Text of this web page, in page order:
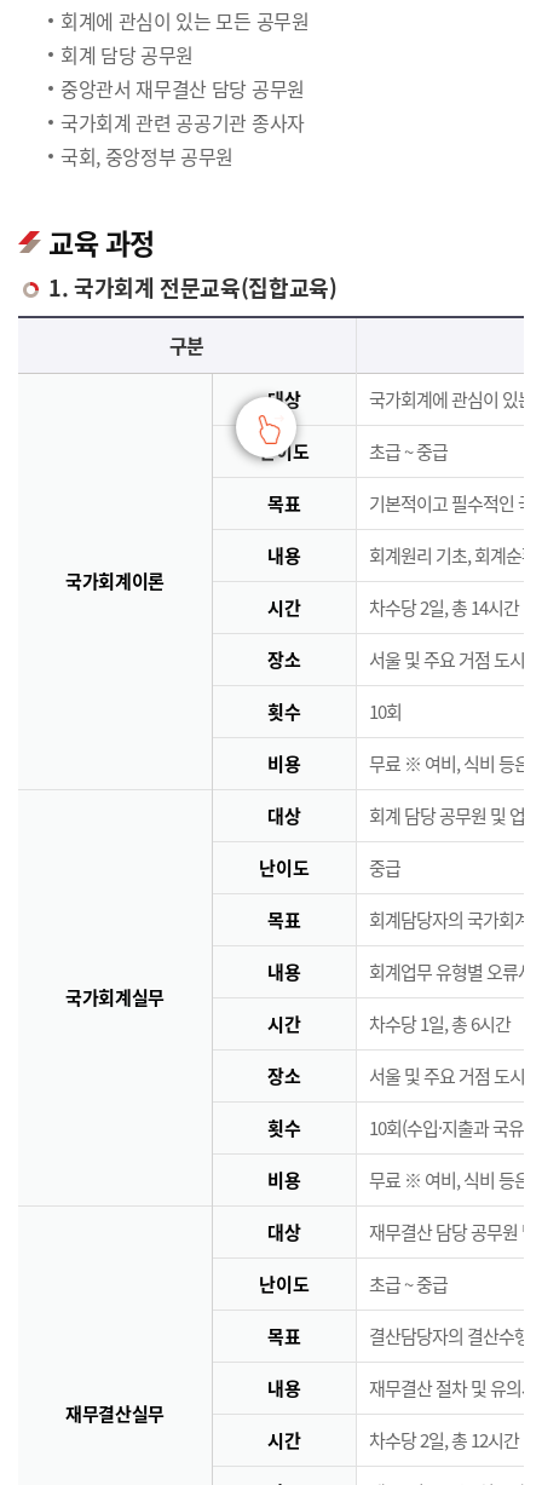
회계에 관심이 있는 모든 공무원
회계 담당 공무원
중앙관서 재무결산 담당 공무원
국가회계 관련 공공기관 종사자
국회, 중앙정부 공무원
교육 과정
1. 국가회계 전문교육(집합교육)
국가회계 전문교육(집합교육)에 대한 안내 표로 국가회계이론, 국가회계실무, 재무결산실무로 구분되며 이에 해당하는 내용으로 구성되어 있습니다.
구분
국가회계이론
대상 국가회계에 관심이 있는
난이도 초급 ~ 중급
목표 기본적이고 필수적인 국
내용 회계원리 기초, 회계순
시간 차수당 2일, 총 14시간
장소 서울 및 주요 거점 도시
횟수 10회
비용 무료 ※ 여비, 식비 등은
국가회계실무
대상 회계 담당 공무원 및 업
난이도 중급
목표 회계담당자의 국가회계
내용 회계업무 유형별 오류사
시간 차수당 1일, 총 6시간
장소 서울 및 주요 거점 도시
횟수 10회(수입·지출과 국유·
비용 무료 ※ 여비, 식비 등은
재무결산실무
대상 재무결산 담당 공무원
난이도 초급 ~ 중급
목표 결산담당자의 결산수행
내용 재무결산 절차 및 유의사
시간 차수당 2일, 총 12시간